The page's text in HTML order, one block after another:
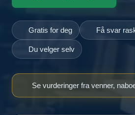
Gratis for deg Få svar
Du velger selv
Se vurderinger fra venner,